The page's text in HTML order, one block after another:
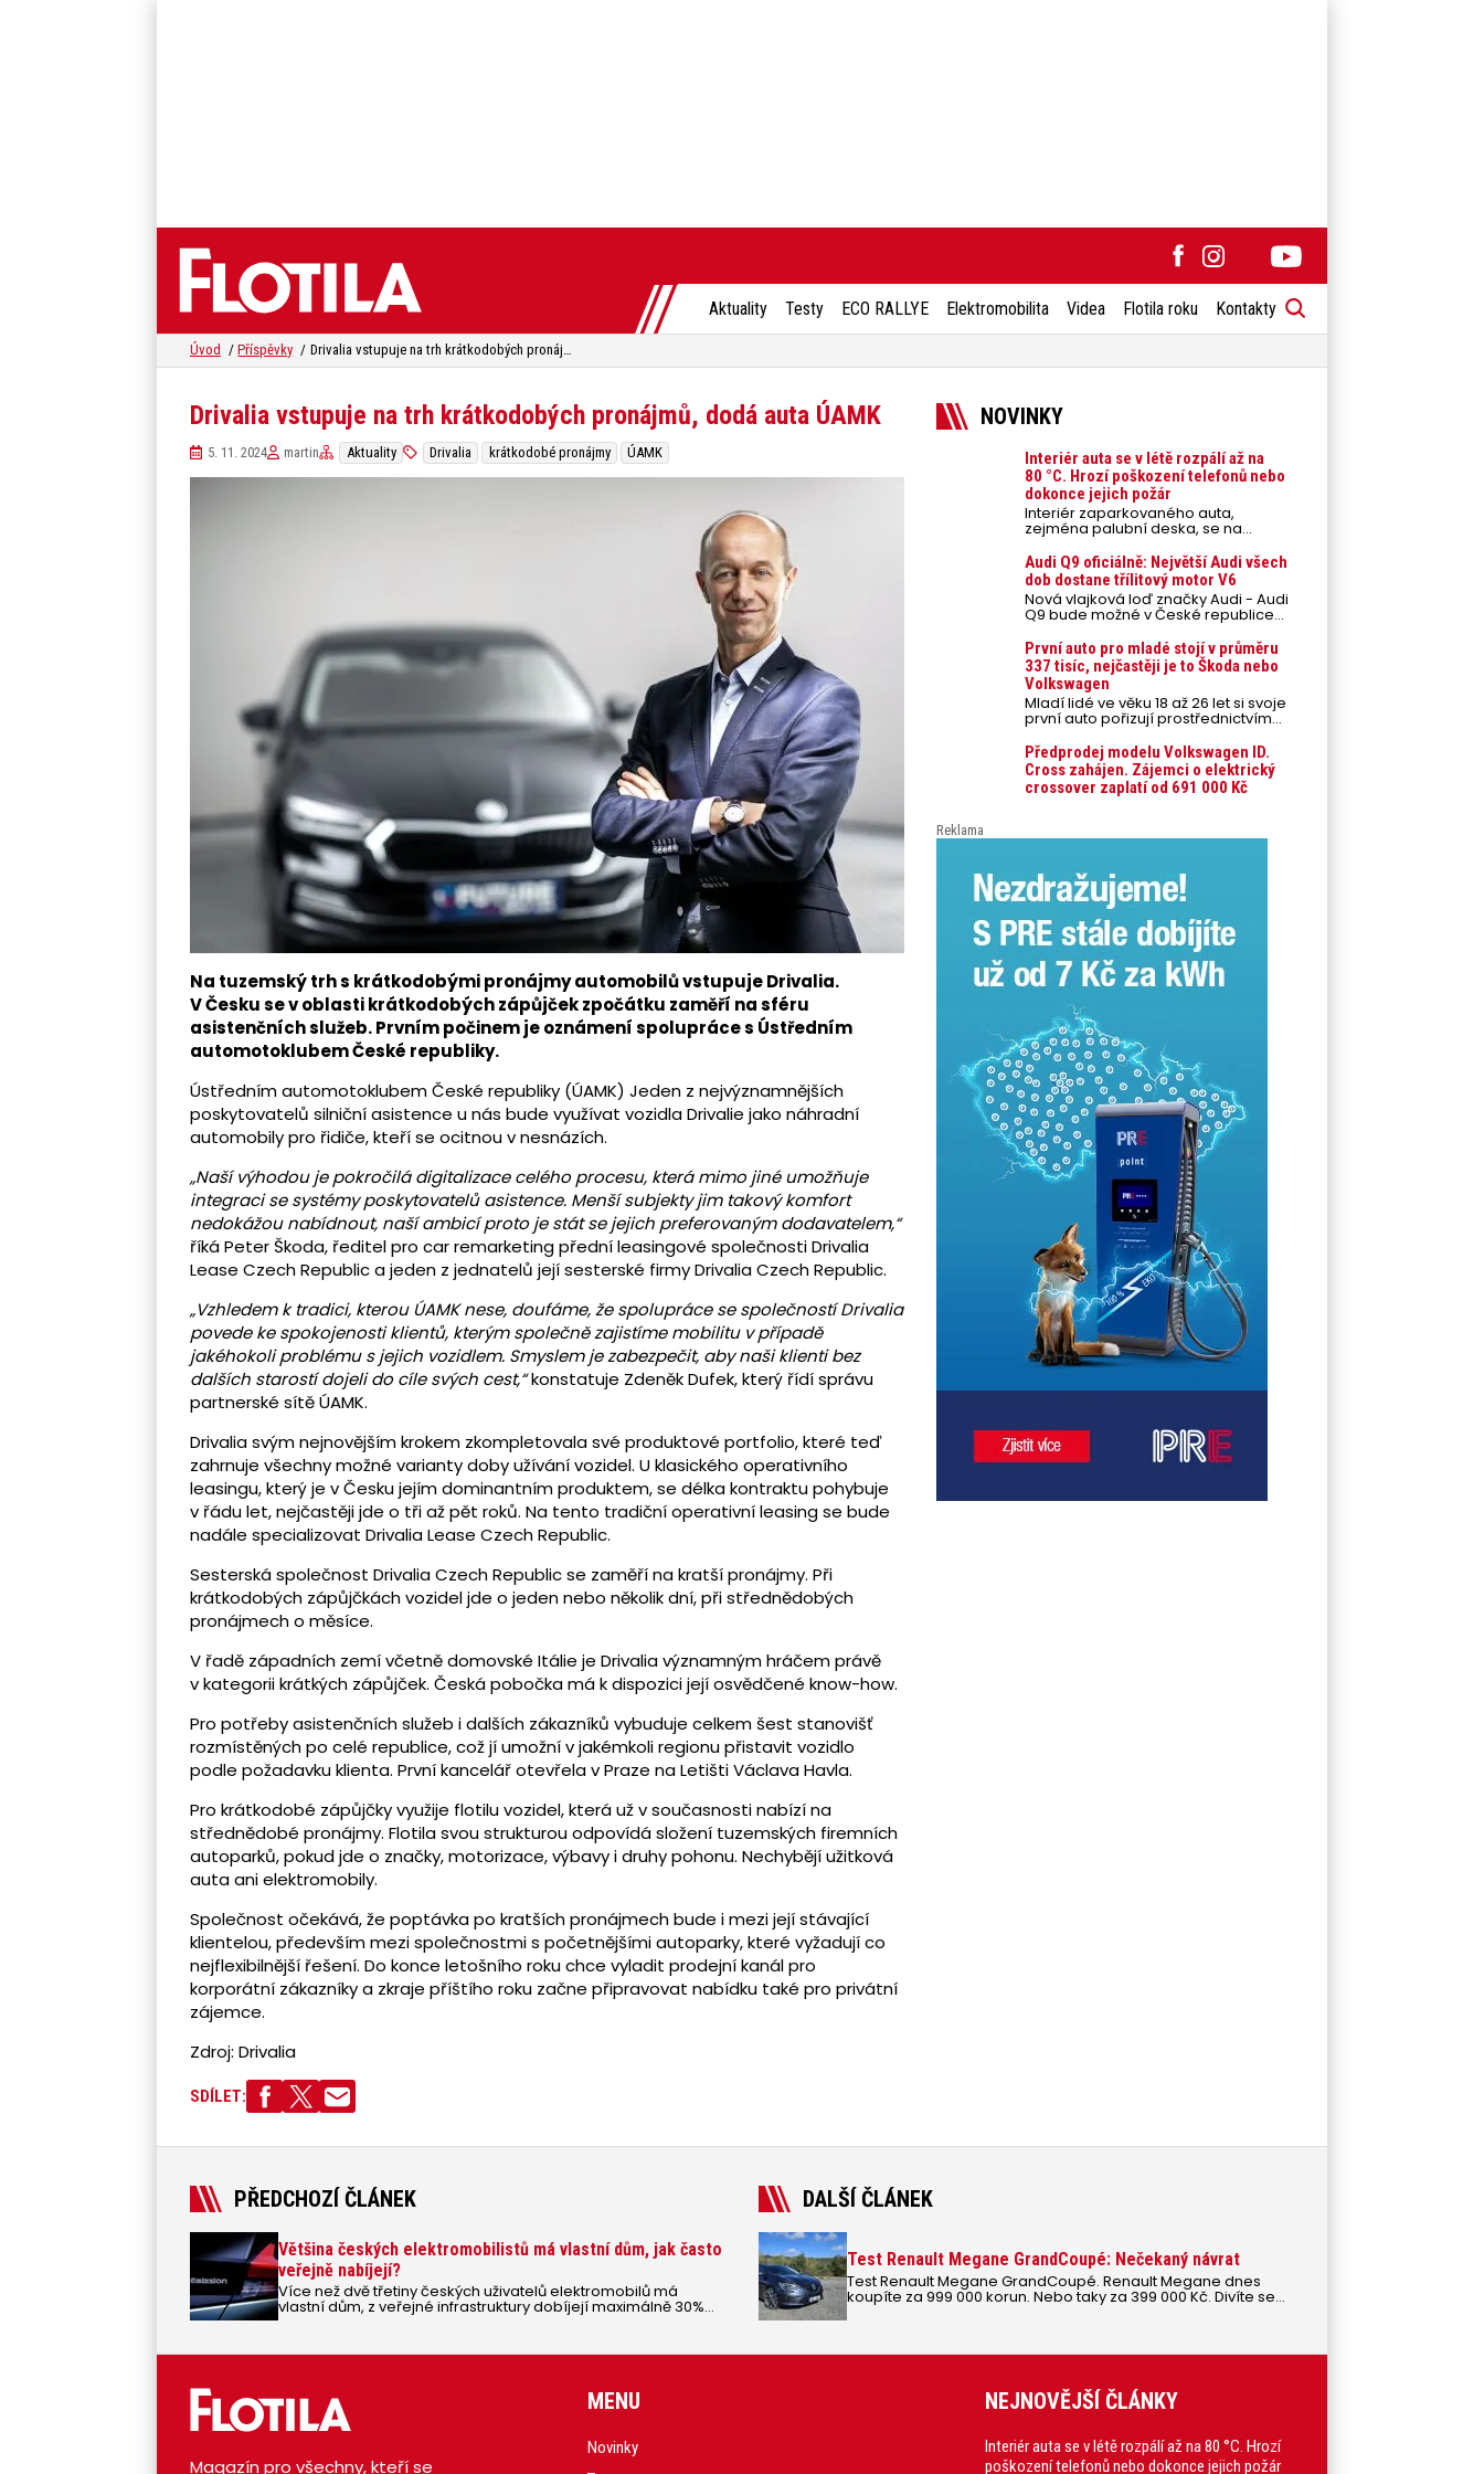
Aktuality Testy ECO RALLYE Elektromobilita Videa Flotila roku Kontakty
Úvod Příspěvky Drivalia vstupuje na trh krátkodobých pronájmů, dodá auta ÚAMK
Drivalia vstupuje na trh krátkodobých pronájmů, dodá auta ÚAMK
5. 11. 2024 martin Aktuality Drivalia krátkodobé pronájmy ÚAMK
Na tuzemský trh s krátkodobými pronájmy automobilů vstupuje Drivalia.
V Česku se v oblasti krátkodobých zápůjček zpočátku zaměří na sféru
asistenčních služeb. Prvním počinem je oznámení spolupráce s Ústředním
automotoklubem České republiky.
Ústředním automotoklubem České republiky (ÚAMK) Jeden z nejvýznamnějších
poskytovatelů silniční asistence u nás bude využívat vozidla Drivalie jako náhradní
automobily pro řidiče, kteří se ocitnou v nesnázích.
„Naší výhodou je pokročilá digitalizace celého procesu, která mimo jiné umožňuje
integraci se systémy poskytovatelů asistence. Menší subjekty jim takový komfort
nedokážou nabídnout, naší ambicí proto je stát se jejich preferovaným dodavatelem,“
říká Peter Škoda, ředitel pro car remarketing přední leasingové společnosti Drivalia
Lease Czech Republic a jeden z jednatelů její sesterské firmy Drivalia Czech Republic.
„Vzhledem k tradici, kterou ÚAMK nese, doufáme, že spolupráce se společností Drivalia
povede ke spokojenosti klientů, kterým společně zajistíme mobilitu v případě
jakéhokoli problému s jejich vozidlem. Smyslem je zabezpečit, aby naši klienti bez
dalších starostí dojeli do cíle svých cest,“konstatuje Zdeněk Dufek, který řídí správu
partnerské sítě ÚAMK.
Drivalia svým nejnovějším krokem zkompletovala své produktové portfolio, které teď
zahrnuje všechny možné varianty doby užívání vozidel. U klasického operativního
leasingu, který je v Česku jejím dominantním produktem, se délka kontraktu pohybuje
v řádu let, nejčastěji jde o tři až pět roků. Na tento tradiční operativní leasing se bude
nadále specializovat Drivalia Lease Czech Republic.
Sesterská společnost Drivalia Czech Republic se zaměří na kratší pronájmy. Při
krátkodobých zápůjčkách vozidel jde o jeden nebo několik dní, při střednědobých
pronájmech o měsíce.
V řadě západních zemí včetně domovské Itálie je Drivalia významným hráčem právě
v kategorii krátkých zápůjček. Česká pobočka má k dispozici její osvědčené know-how.
Pro potřeby asistenčních služeb i dalších zákazníků vybuduje celkem šest stanovišť
rozmístěných po celé republice, což jí umožní v jakémkoli regionu přistavit vozidlo
podle požadavku klienta. První kancelář otevřela v Praze na Letišti Václava Havla.
Pro krátkodobé zápůjčky využije flotilu vozidel, která už v současnosti nabízí na
střednědobé pronájmy. Flotila svou strukturou odpovídá složení tuzemských firemních
autoparků, pokud jde o značky, motorizace, výbavy i druhy pohonu. Nechybějí užitková
auta ani elektromobily.
Společnost očekává, že poptávka po kratších pronájmech bude i mezi její stávající
klientelou, především mezi společnostmi s početnějšími autoparky, které vyžadují co
nejflexibilnější řešení. Do konce letošního roku chce vyladit prodejní kanál pro
korporátní zákazníky a zkraje příštího roku začne připravovat nabídku také pro privátní
zájemce.
Zdroj: Drivalia
SDÍLET:
NOVINKY
Interiér auta se v létě rozpálí až na
80 °C. Hrozí poškození telefonů nebo
dokonce jejich požár
Interiér zaparkovaného auta,
zejména palubní deska, se na
přímém slunci může během letních
veder rozpálit až na 80 °C. Takové
teploty představují nebezpečí pro
odložené mobilní telefony,
powerbanky nebo notebooky. Můžou
urychlit stárnutí baterií, poškodit
případech i zvýšit riziko požáru.
Audi Q9 oficiálně: Největší Audi všech
dob dostane třílitový motor V6
Nová vlajková loď značky Audi - Audi
Q9 bude možné v České republice
objednávat od prvního srpnového
týdne 2026, kde budou oznámeny
také české ceny.
První auto pro mladé stojí v průměru
337 tisíc, nejčastěji je to Škoda nebo
Volkswagen
Mladí lidé ve věku 18 až 26 let si svoje
první auto pořizují prostřednictvím
úvěrového financování jako ojeté. Je
to tak u 93,3 % lidí, jen 6,7 % si pořídí
nové auto. Průměrná pořizovací
cena vozu dosahuje 337 tisíc korun a
průměrná financovaná částka
posledních 10 let (2016–2026).
Předprodej modelu Volkswagen ID.
Cross zahájen. Zájemci o elektrický
crossover zaplatí od 691 000 Kč
Reklama
PŘEDCHOZÍ ČLÁNEK
Většina českých elektromobilistů má vlastní dům, jak často
veřejně nabíjejí?
Více než dvě třetiny českých uživatelů elektromobilů má
vlastní dům, z veřejné infrastruktury dobíjejí maximálně 30%
DALŠÍ ČLÁNEK
Test Renault Megane GrandCoupé: Nečekaný návrat
Test Renault Megane GrandCoupé. Renault Megane dnes
koupíte za 999 000 korun. Nebo taky za 399 000 Kč. Divíte se
takovému rozdílu?
Magazín pro všechny, kteří se
MENU
Novinky
NEJNOVĚJŠÍ ČLÁNKY
Interiér auta se v létě rozpálí až na 80 °C. Hrozí
poškození telefonů nebo dokonce jejich požár